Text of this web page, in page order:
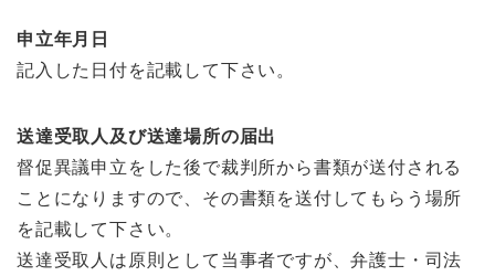
申立年月日
記入した日付を記載して下さい。
送達受取人及び送達場所の届出
督促異議申立をした後で裁判所から書類が送付される
ことになりますので、その書類を送付してもらう場所
を記載して下さい。
送達受取人は原則として当事者ですが、弁護士・司法